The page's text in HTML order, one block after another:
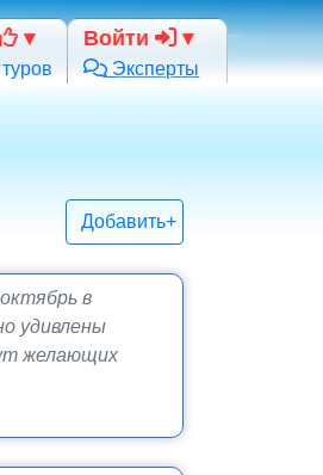
Войти
Эксперты
Добавить+
в
удивлены
желающих